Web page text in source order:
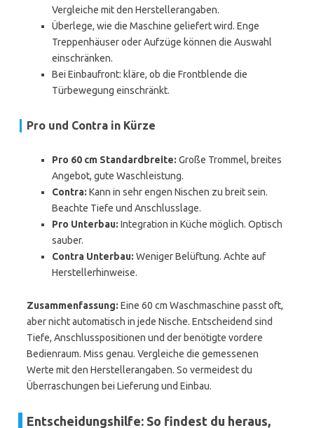
Vergleiche mit den Herstellerangaben.
Überlege, wie die Maschine geliefert wird. Enge
Treppenhäuser oder Aufzüge können die Auswahl
einschränken.
Bei Einbaufront: kläre, ob die Frontblende die
Türbewegung einschränkt.
Pro und Contra in Kürze
Pro 60 cm Standardbreite: Große Trommel, breites
Angebot, gute Waschleistung.
Contra: Kann in sehr engen Nischen zu breit sein.
Beachte Tiefe und Anschlusslage.
Pro Unterbau: Integration in Küche möglich. Optisch
sauber.
Contra Unterbau: Weniger Belüftung. Achte auf
Herstellerhinweise.
Zusammenfassung: Eine 60 cm Waschmaschine passt oft,
aber nicht automatisch in jede Nische. Entscheidend sind
Tiefe, Anschlusspositionen und der benötigte vordere
Bedienraum. Miss genau. Vergleiche die gemessenen
Werte mit den Herstellerangaben. So vermeidest du
Überraschungen bei Lieferung und Einbau.
Entscheidungshilfe: So findest du heraus,